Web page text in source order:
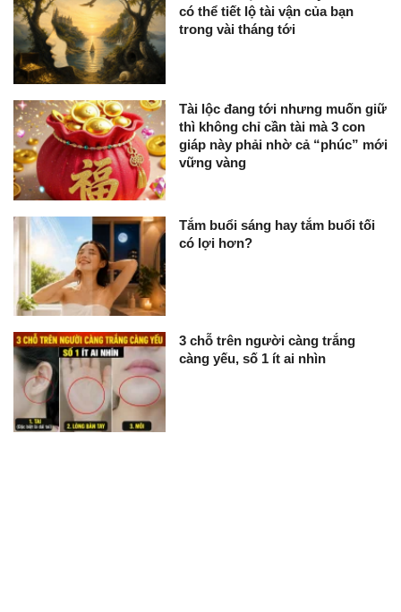
có thể tiết lộ tài vận của bạn
trong vài tháng tới
Tài lộc đang tới nhưng muốn giữ
thì không chỉ cần tài mà 3 con
giáp này phải nhờ cả “phúc” mới
vững vàng
Tắm buổi sáng hay tắm buổi tối
có lợi hơn?
3 chỗ trên người càng trắng
càng yếu, số 1 ít ai nhìn